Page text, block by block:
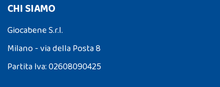
CHI SIAMO
Giocabene S.r.l.
Milano - via della Posta 8
Partita Iva: 02608090425